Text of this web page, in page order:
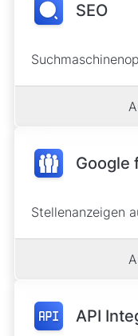
SEO
Google
Stellenanzeigen
API